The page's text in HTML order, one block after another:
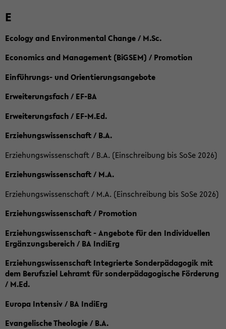
E
Ecology and Environmental Change / M.Sc.
Economics and Management (BiGSEM) / Promotion
Einführungs- und Orientierungsangebote
Erweiterungsfach / EF-BA
Erweiterungsfach / EF-M.Ed.
Erziehungswissenschaft / B.A.
Erziehungswissenschaft / B.A. (Einschreibung bis SoSe 2026)
Erziehungswissenschaft / M.A.
Erziehungswissenschaft / M.A. (Einschreibung bis SoSe 2026)
Erziehungswissenschaft / Promotion
Erziehungswissenschaft - Angebote für den Individuellen
Ergänzungsbereich / BA IndiErg
Erziehungswissenschaft Integrierte Sonderpädagogik mit
dem Berufsziel Lehramt für sonderpädagogische Förderung
/ M.Ed.
Europa Intensiv / BA IndiErg
Evangelische Theologie / B.A.